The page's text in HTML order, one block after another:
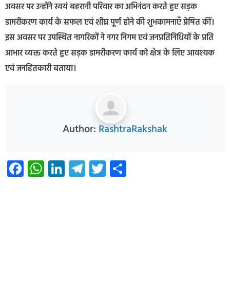
अवसर पर उन्होंने स्वयं बहरानी परिवार का अभिनंदन करते हुए सड़क
डामरीकरण कार्य के सफल एवं शीघ्र पूर्ण होने की शुभकामनाएँ प्रेषित कीं।
इस अवसर पर उपस्थित नागरिकों ने नगर निगम एवं जनप्रतिनिधियों के प्रति
आभार व्यक्त करते हुए सड़क डामरीकरण कार्य को क्षेत्र के लिए आवश्यक
एवं जनहितकारी बताया।
Author: RashtraRakshak
Facebook
WhatsApp
LinkedIn
Telegram
Twitter